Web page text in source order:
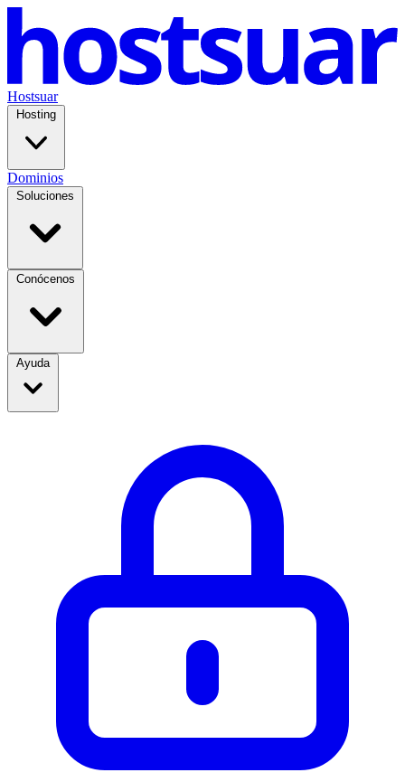
Hostsuar
Hosting
Dominios
Soluciones
Conócenos
Ayuda